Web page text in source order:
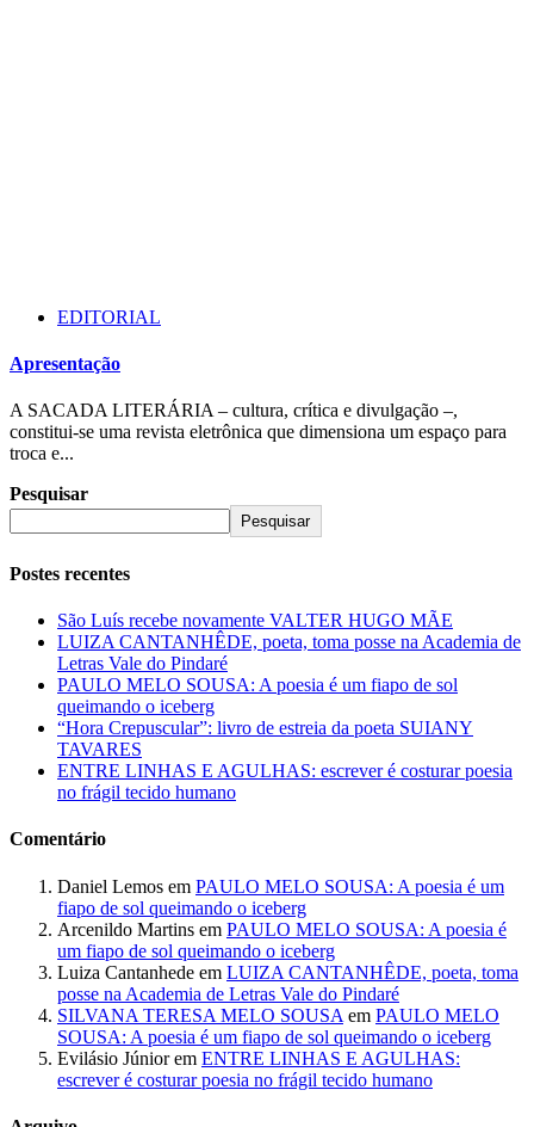
EDITORIAL
Apresentação
A SACADA LITERÁRIA – cultura, crítica e divulgação –,
constitui-se uma revista eletrônica que dimensiona um espaço para
troca e...
Pesquisar
Pesquisar
Postes recentes
São Luís recebe novamente VALTER HUGO MÃE
LUIZA CANTANHÊDE, poeta, toma posse na Academia de
Letras Vale do Pindaré
PAULO MELO SOUSA: A poesia é um fiapo de sol
queimando o iceberg
“Hora Crepuscular”: livro de estreia da poeta SUIANY
TAVARES
ENTRE LINHAS E AGULHAS: escrever é costurar poesia
no frágil tecido humano
Comentário
Daniel Lemos em PAULO MELO SOUSA: A poesia é um
fiapo de sol queimando o iceberg
Arcenildo Martins em PAULO MELO SOUSA: A poesia é
um fiapo de sol queimando o iceberg
Luiza Cantanhede em LUIZA CANTANHÊDE, poeta, toma
posse na Academia de Letras Vale do Pindaré
SILVANA TERESA MELO SOUSA em PAULO MELO
SOUSA: A poesia é um fiapo de sol queimando o iceberg
Evilásio Júniorem ENTRE LINHAS E AGULHAS:
escrever é costurar poesia no frágil tecido humano